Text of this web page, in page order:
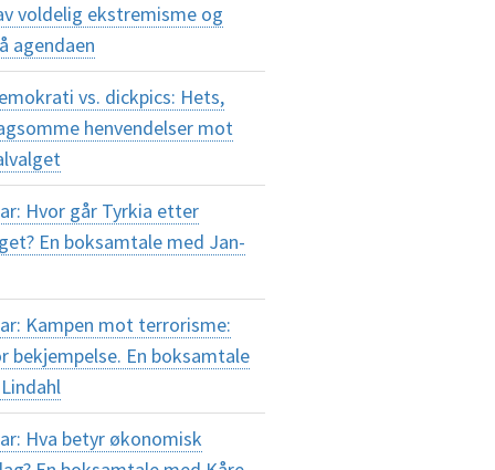
voldelig ekstremisme og
agendaen
vs. dickpics: Hets,
henvendelser mot
Hvor går Tyrkia etter
En boksamtale med Jan-
Kampen mot terrorisme:
bekjempelse. En boksamtale
Hva betyr økonomisk